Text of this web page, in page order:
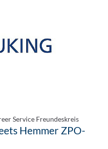
Service Freundeskreis
Hemmer ZPO-